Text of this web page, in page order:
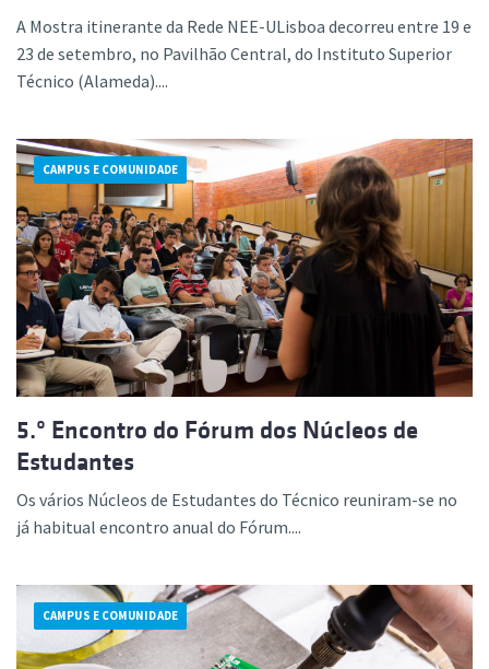
A Mostra itinerante da Rede NEE-ULisboa decorreu entre 19 e
23 de setembro, no Pavilhão Central, do Instituto Superior
Técnico (Alameda)....
CAMPUS E COMUNIDADE
5.º Encontro do Fórum dos Núcleos de
Estudantes
Os vários Núcleos de Estudantes do Técnico reuniram-se no
já habitual encontro anual do Fórum....
CAMPUS E COMUNIDADE